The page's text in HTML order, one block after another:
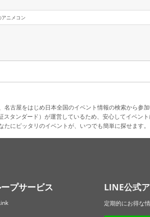
アニメコン
古屋をはじめ日本全国のイベント情報の検索から参
タンダード）が運営しているため、安心してイベン
にピッタリのイベントが、いつでも簡単に探せます。
プサービス LINE公式
定期的にお得な